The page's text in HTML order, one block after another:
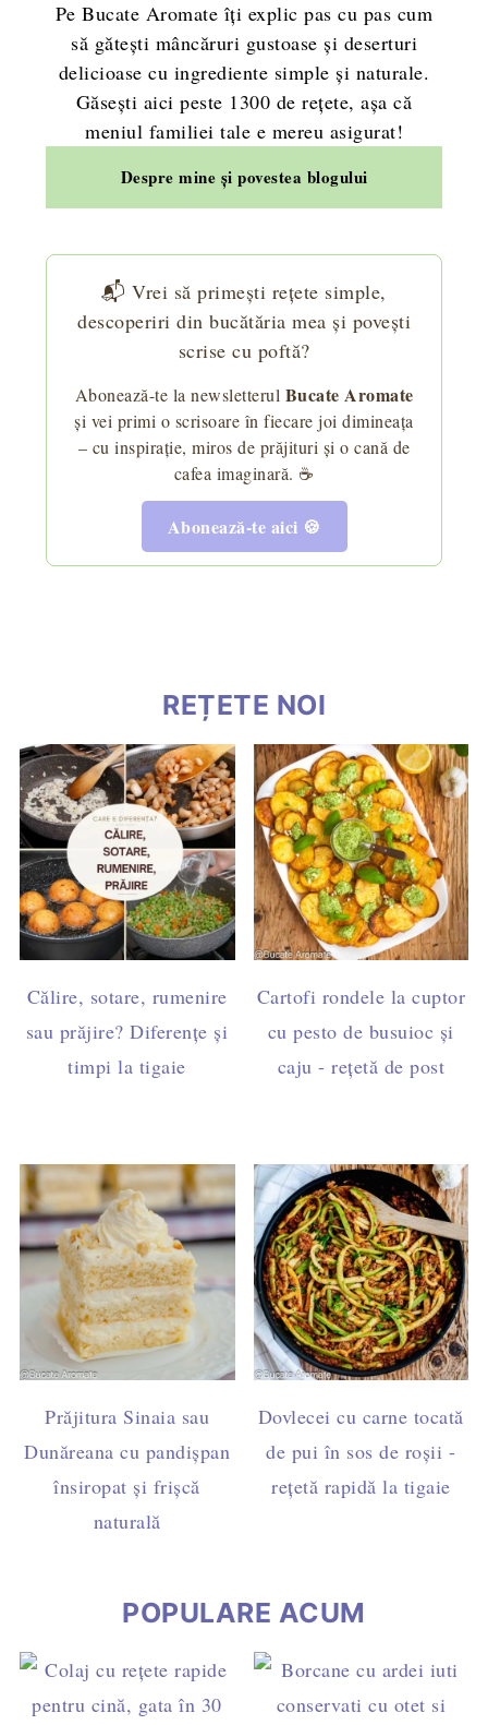
Pe Bucate Aromate îți explic pas cu pas cum
să gătești mâncăruri gustoase și deserturi
delicioase cu ingrediente simple și naturale.
Găsești aici peste 1300 de rețete, așa că
meniul familiei tale e mereu asigurat!
Despre mine și povestea blogului
📬 Vrei să primești rețete simple,
descoperiri din bucătăria mea și povești
scrise cu poftă?
Abonează-te la newsletterul Bucate Aromate
și vei primi o scrisoare în fiecare joi dimineața
– cu inspirație, miros de prăjituri și o cană de
cafea imaginară. ☕
Abonează-te aici 🍪
REȚETE NOI
Călire, sotare, rumenire
sau prăjire? Diferențe și
timpi la tigaie
Cartofi rondele la cuptor
cu pesto de busuioc și
caju - rețetă de post
Prăjitura Sinaia sau
Dunăreana cu pandișpan
însiropat și frișcă
naturală
Dovlecei cu carne tocată
de pui în sos de roșii -
rețetă rapidă la tigaie
POPULARE ACUM